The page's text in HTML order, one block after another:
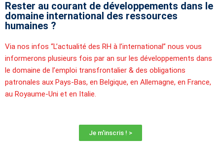
Rester au courant de développements dans le
domaine international des ressources
humaines ?
Via nos infos “L’actualité des RH à l’international” nous vous
informerons plusieurs fois par an sur les développements dans
le domaine de l’emploi transfrontalier & des obligations
patronales aux Pays-Bas, en Belgique, en Allemagne, en France,
au Royaume-Uni et en Italie.
Je m'inscris ! >